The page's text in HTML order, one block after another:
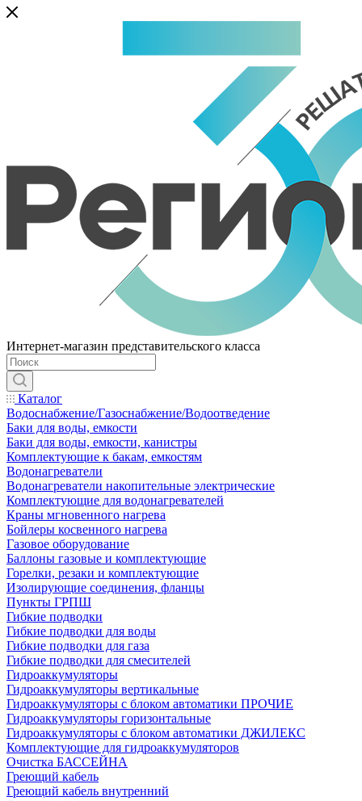
Интернет-магазин представительского класса
Каталог
Водоснабжение/Газоснабжение/Водоотведение
Баки для воды, емкости
Баки для воды, емкости, канистры
Комплектующие к бакам, емкостям
Водонагреватели
Водонагреватели накопительные электрические
Комплектующие для водонагревателей
Краны мгновенного нагрева
Бойлеры косвенного нагрева
Газовое оборудование
Баллоны газовые и комплектующие
Горелки, резаки и комплектующие
Изолирующие соединения, фланцы
Пункты ГРПШ
Гибкие подводки
Гибкие подводки для воды
Гибкие подводки для газа
Гибкие подводки для смесителей
Гидроаккумуляторы
Гидроаккумуляторы вертикальные
Гидроаккумуляторы с блоком автоматики ПРОЧИЕ
Гидроаккумуляторы горизонтальные
Гидроаккумуляторы с блоком автоматики ДЖИЛЕКС
Комплектующие для гидроаккумуляторов
Очистка БАССЕЙНА
Греющий кабель
Греющий кабель внутренний